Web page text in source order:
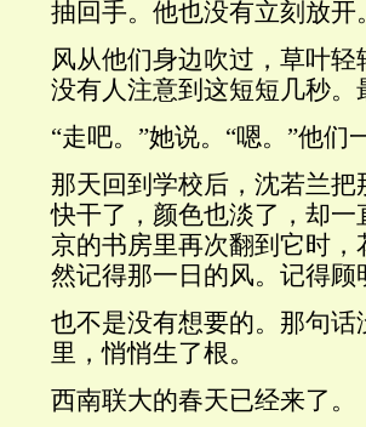
抽回手。他也没有立刻放开
风从他们身边吹过，草叶
没有人注意到这短短几秒
“走吧。”她说。“嗯。”他们
那天回到学校后，沈若兰
快干了，颜色也淡了，却
京的书房里再次翻到它时
然记得那一日的风。记得
也不是没有想要的。那句
里，悄悄生了根。
西南联大的春天已经来了。